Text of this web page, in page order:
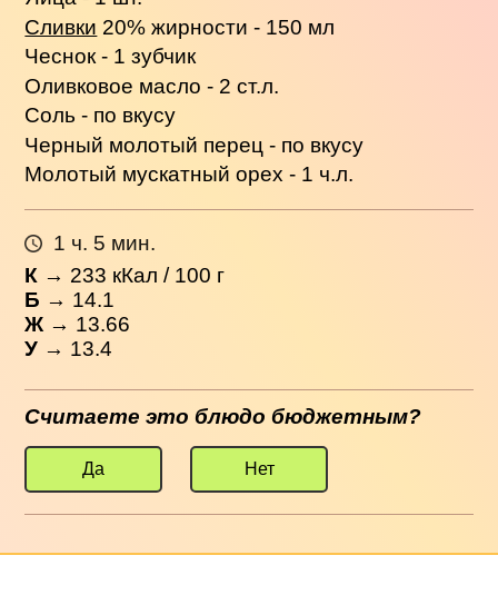
Сливки 20% жирности - 150 мл
Чеснок - 1 зубчик
Оливковое масло - 2 ст.л.
Соль - по вкусу
Черный молотый перец - по вкусу
Молотый мускатный орех - 1 ч.л.
1 ч. 5 мин.
К → 233 кКал / 100 г
Б → 14.1
Ж → 13.66
У → 13.4
Считаете это блюдо бюджетным?
Да Нет